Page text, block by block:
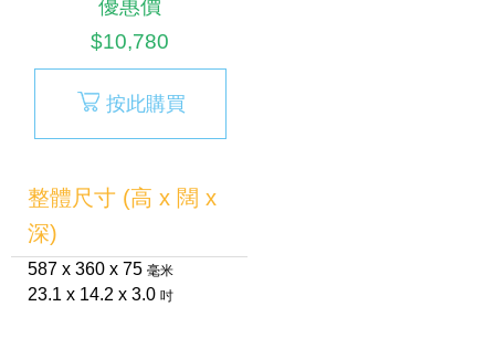
優惠價
$10,780
按此購買
整體尺寸 (高 x 闊 x
深)
587 x 360 x 75 毫米
23.1 x 14.2 x 3.0 吋